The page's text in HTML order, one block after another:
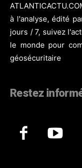
à l'analyse, édité
jours / 7, suivez
le monde pour
géosécuritaire
Restez